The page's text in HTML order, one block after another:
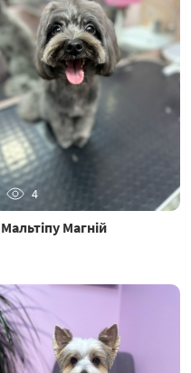
4
Мальтіпу Магній